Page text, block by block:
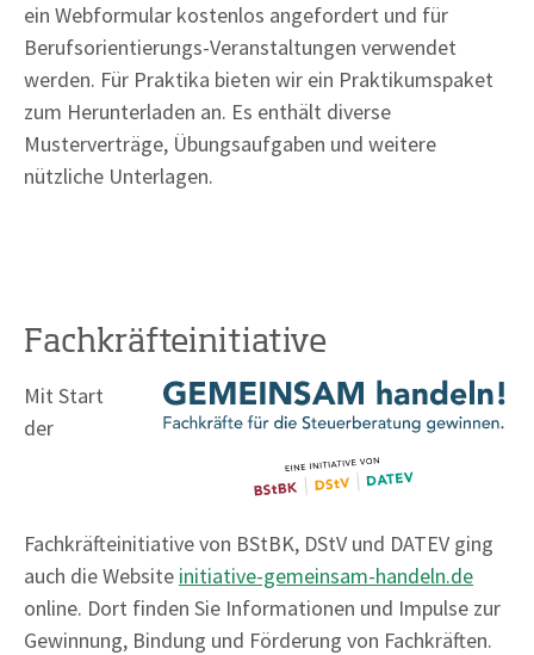
ein Webformular kostenlos angefordert und für
Berufsorientierungs-Veranstaltungen verwendet
werden. Für Praktika bieten wir ein Praktikumspaket
zum Herunterladen an. Es enthält diverse
Musterverträge, Übungsaufgaben und weitere
nützliche Unterlagen.
Fachkräfteinitiative
Mit Start
der
Fachkräfteinitiative von BStBK, DStV und DATEV ging
auch die Website initiative-gemeinsam-handeln.de
online. Dort finden Sie Informationen und Impulse zur
Gewinnung, Bindung und Förderung von Fachkräften.